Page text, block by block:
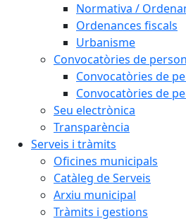
Normativa /
Ordenances fiscals
Urbanisme
Convocatòries de
Convocatòries de
Convocatòries de
Seu electrònica
Transparència
Serveis i tràmits
Oficines municipals
Catàleg de Serveis
Arxiu municipal
Tràmits i gestions